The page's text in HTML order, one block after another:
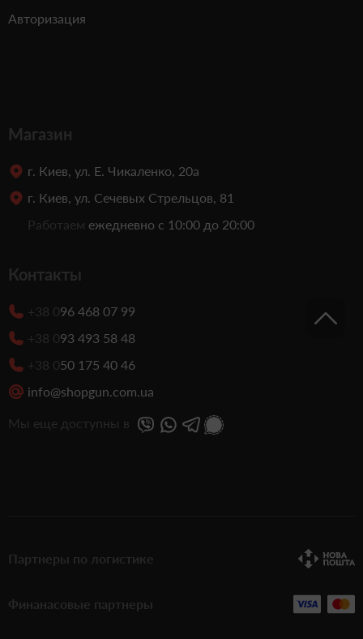
Авторизация
Магазин
г. Киев, ул. Е. Чикаленко, 20а
г. Киев, ул. Сечевых Стрельцов, 81
Работаем ежедневно с 10:00 до 20:00
Контакты
+38 096 468 07 99
+38 093 493 58 48
+38 050 175 40 46
info@shopgun.com.ua
Мы еще доступны в
Партнеры по логистике
Финанасовые партнеры